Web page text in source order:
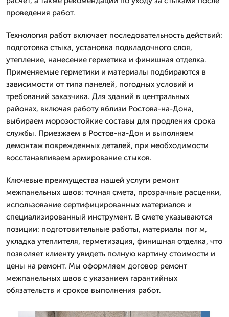
проведения работ.
Технология работ включает последовательность действий:
подготовка стыка, установка подкладочного слоя,
утепление, нанесение герметика и финишная отделка.
Применяемые герметики и материалы подбираются в
зависимости от типа панелей, погодных условий и
требований заказчика. Для зданий в центральных
районах, включая работу вблизи Ростова-на-Дона,
выбираем морозостойкие составы для продления срока
службы. Приезжаем в Ростов-на-Дон и выполняем
демонтаж поврежденных деталей, при необходимости
восстанавливаем армирование стыков.
Ключевые преимущества нашей услуги ремонт
межпанельных швов: точная смета, прозрачные расценки,
использование сертифицированных материалов и
специализированный инструмент. В смете указываются
позиции: подготовительные работы, материалы пог м,
укладка утеплителя, герметизация, финишная отделка, что
позволяет клиенту увидеть полную картину стоимости и
цены на ремонт. Мы оформляем договор ремонт
межпанельных швов с указанием гарантийных
обязательств и сроков выполнения работ.